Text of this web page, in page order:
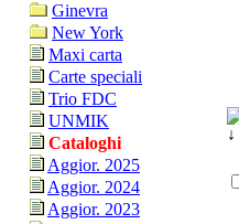
Ginevra
New York
Maxi carta
Carte speciali
Trio FDC
UNMIK
Cataloghi
Aggior. 2025
Aggior. 2024
Aggior. 2023